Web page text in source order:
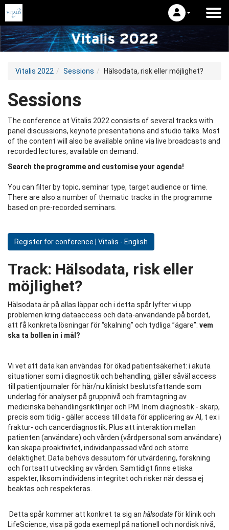
Vitalis 2022 Sessions Hälsodata, risk eller möjlighet?
Sessions
The conference at Vitalis 2022 consists of several tracks with
panel discussions, keynote presentations and studio talks. Most
of the content will also be available online via live broadcasts and
recorded lectures, available on demand.
Search the programme and customise your agenda!
You can filter by topic, seminar type, target audience or time.
There are also a number of thematic tracks in the programme
based on pre-recorded seminars.
Register for conference | Vitalis - English
Track: Hälsodata, risk eller
möjlighet?
Hälsodata är på allas läppar och i detta spår lyfter vi upp
problemen kring dataaccess och data-användande på bordet,
att få konkreta lösningar för “skalning” och tydliga ”ägare”: vem
ska ta bollen in i mål?
Vi vet att data kan användas för ökad patientsäkerhet: i akuta
situationer som i diagnostik och behandling, gäller såväl access
till patientjournaler för här/nu kliniskt beslutsfattande som
underlag för analyser på gruppnivå och framtagning av
medicinska behandlingsriktlinjer och PM. Inom diagnostik - skarp,
precis som tidig - gäller access till data för applicering av AI, t ex i
fraktur- och cancerdiagnostik. Plus att interaktion mellan
patienten (användare) och vården (vårdpersonal som användare)
kan skapa proaktivitet, individanpassad vård och större
delaktighet. Data behövs dessutom för utvärdering, forskning
och fortsatt utveckling av vården. Samtidigt finns etiska
aspekter, liksom individens integritet och risker när dessa ej
beaktas och respekteras.
Detta spår kommer att konkret ta sig an hälsodata för klinik och
LifeScience, visa på goda exemepl på nationell och nordisk nivå,